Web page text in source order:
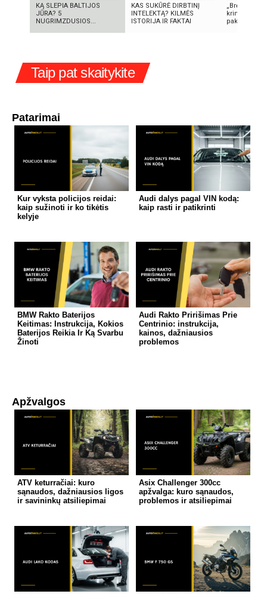
KĄ SLEPIA BALTIJOS
JŪRA? 5
NUGRIMZDUSIOS...
KAS SUKŪRĖ DIRBTINĮ
INTELEKTĄ? KILMĖS
ISTORIJA IR FAKTAI
„Bręstantis
kriminalinis
pakeitęs
Taip pat skaitykite
Patarimai
Kur vyksta policijos reidai:
kaip sužinoti ir ko tikėtis
kelyje
Audi dalys pagal VIN kodą:
kaip rasti ir patikrinti
BMW Rakto Baterijos
Keitimas: Instrukcija, Kokios
Baterijos Reikia Ir Ką Svarbu
Žinoti
Audi Rakto Pririšimas Prie
Centrinio: instrukcija,
kainos, dažniausios
problemos
Apžvalgos
ATV keturračiai: kuro
sąnaudos, dažniausios ligos
ir savininkų atsiliepimai
Asix Challenger 300cc
apžvalga: kuro sąnaudos,
problemos ir atsiliepimai